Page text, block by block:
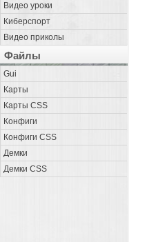
Видео уроки
Киберспорт
Видео приколы
Файлы
Gui
Карты
Карты CSS
Конфиги
Конфиги CSS
Демки
Демки CSS